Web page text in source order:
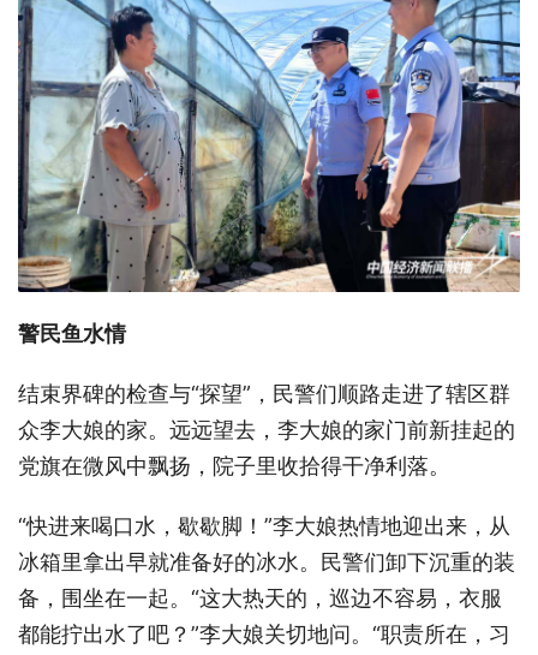
警民鱼水情
结束界碑的检查与“探望”，民警们顺路走进了辖区群
众李大娘的家。远远望去，李大娘的家门前新挂起的
党旗在微风中飘扬，院子里收拾得干净利落。
“快进来喝口水，歇歇脚！”李大娘热情地迎出来，从
冰箱里拿出早就准备好的冰水。民警们卸下沉重的装
备，围坐在一起。“这大热天的，巡边不容易，衣服
都能拧出水了吧？”李大娘关切地问。“职责所在，习